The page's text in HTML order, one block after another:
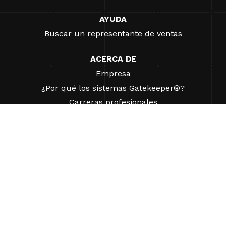
AYUDA
Buscar un representante de ventas
ACERCA DE
Empresa
¿Por qué los sistemas Gatekeeper®?
Carreras profesionales